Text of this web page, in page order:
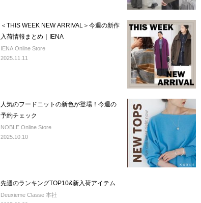
＜THIS WEEK NEW ARRIVAL＞今週の新作
入荷情報まとめ｜IENA
IENA Online Store
2025.11.11
人気のフードニットの新色が登場！今週の
予約チェック
NOBLE Online Store
2025.10.10
先週のランキングTOP10&新入荷アイテム
Deuxieme Classe 本社